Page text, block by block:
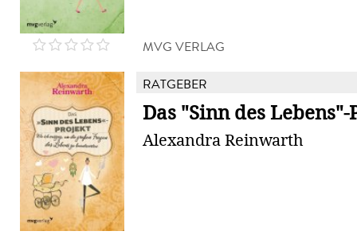
MVG VERLAG
RATGEBER
Das "Sinn des
Alexandra Reinwarth